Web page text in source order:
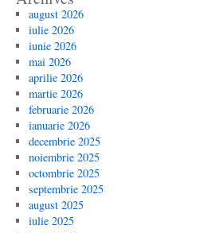
august 2026
iulie 2026
iunie 2026
mai 2026
aprilie 2026
martie 2026
februarie 2026
ianuarie 2026
decembrie 2025
noiembrie 2025
octombrie 2025
septembrie 2025
august 2025
iulie 2025